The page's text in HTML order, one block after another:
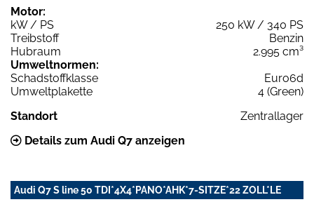
Motor:
kW / PS
250 kW / 340 PS
Treibstoff
Benzin
Hubraum
2.995 cm³
Umweltnormen:
Schadstoffklasse
Euro6d
Umweltplakette
4 (Green)
Standort
Zentrallager
Details zum Audi Q7 anzeigen
Audi Q7 S line 50 TDI*4X4*PANO*AHK*7-SITZE*22 ZOLL*LE